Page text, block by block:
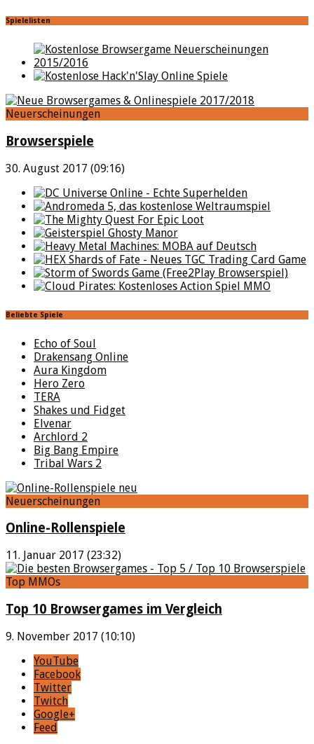
Spielelisten
Neuerscheinungen
Browserspiele
30. August 2017 (09:16)
Beliebte Spiele
Echo of Soul
Drakensang Online
Aura Kingdom
Hero Zero
TERA
Shakes und Fidget
Elvenar
Archlord 2
Big Bang Empire
Tribal Wars 2
Neuerscheinungen
Online-Rollenspiele
11. Januar 2017 (23:32)
Top MMOs
Top 10 Browsergames im Vergleich
9. November 2017 (10:10)
YouTube
Facebook
Twitter
Twitch
Google+
Feed